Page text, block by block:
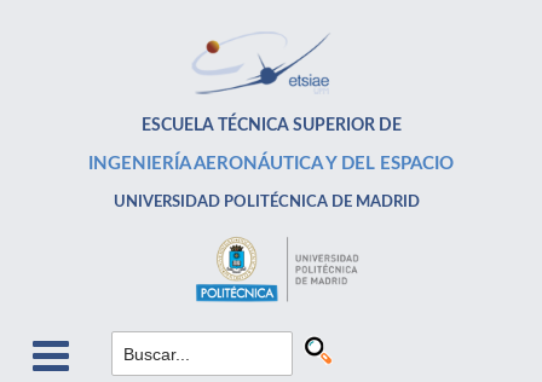
ESCUELA TÉCNICA SUPERIOR DE
INGENIERÍA AERONÁUTICA Y DEL ESPACIO
UNIVERSIDAD POLITÉCNICA DE MADRID